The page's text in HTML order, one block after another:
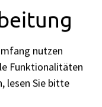
nutzen
Funktionalitäten
lesen Sie bitte